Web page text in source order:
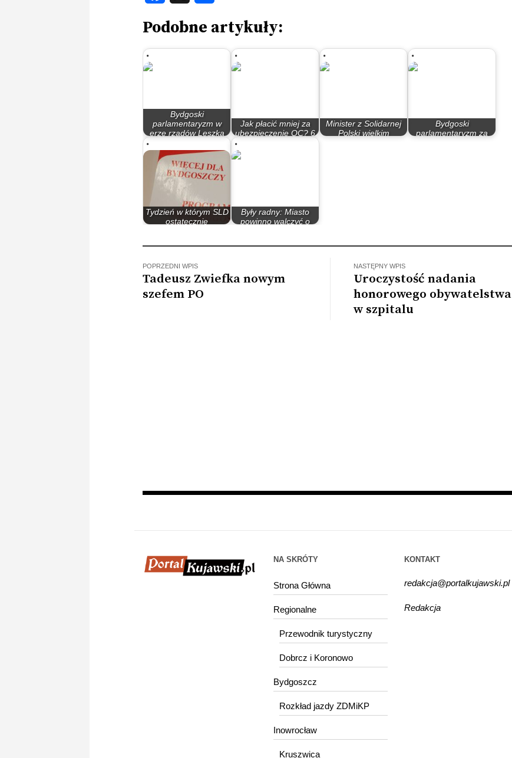
Podobne artykuły:
Bydgoski
parlamentaryzm w
erze rządów Leszka
Jak płacić mniej za
ubezpieczenie OC? 6
Minister z Solidarnej
Polski wielkim
Bydgoski
parlamentaryzm za
Tydzień w którym SLD
ostatecznie
Były radny: Miasto
powinno walczyć o
POPRZEDNI WPIS
Tadeusz Zwiefka nowym
szefem PO
NASTĘPNY WPIS
Uroczystość nadania
honorowego obywatelstwa
w szpitalu
NA SKRÓTY
Strona Główna
Regionalne
Przewodnik turystyczny
Dobrcz i Koronowo
Bydgoszcz
Rozkład jazdy ZDMiKP
Inowrocław
Kruszwica
KONTAKT
redakcja@portalkujawski.pl
Redakcja